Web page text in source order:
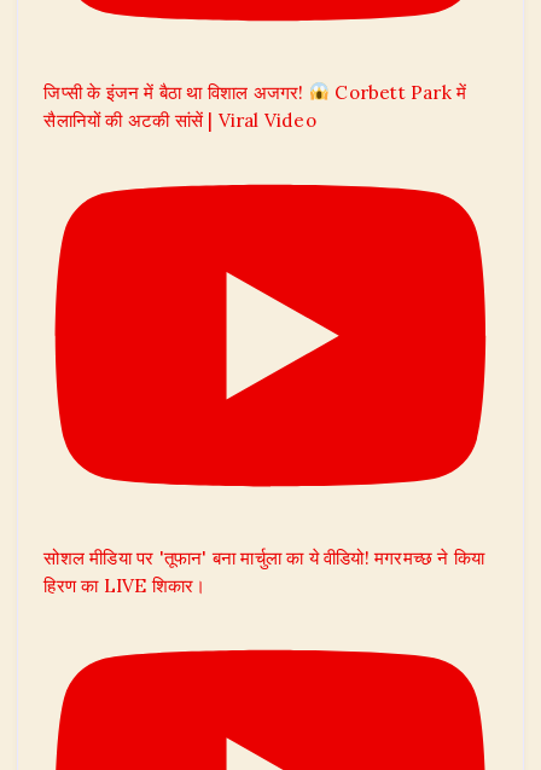
जिप्सी के इंजन में बैठा था विशाल अजगर!
Corbett Park में
सैलानियों की अटकी सांसें | Viral Video
सोशल मीडिया पर 'तूफान' बना मार्चुला का ये वीडियो! मगरमच्छ ने किया
हिरण का LIVE शिकार।